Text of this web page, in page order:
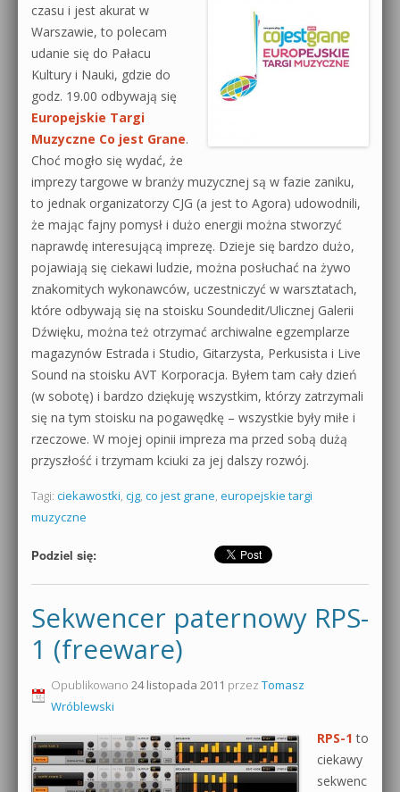
czasu i jest akurat w
Warszawie, to polecam
udanie się do Pałacu
Kultury i Nauki, gdzie do
godz. 19.00 odbywają się
Europejskie Targi
Muzyczne Co jest Grane.
Choć mogło się wydać, że
imprezy targowe w branży muzycznej są w fazie zaniku,
to jednak organizatorzy CJG (a jest to Agora) udowodnili,
że mając fajny pomysł i dużo energii można stworzyć
naprawdę interesującą imprezę. Dzieje się bardzo dużo,
pojawiają się ciekawi ludzie, można posłuchać na żywo
znakomitych wykonawców, uczestniczyć w warsztatach,
które odbywają się na stoisku Soundedit/Ulicznej Galerii
Dźwięku, można też otrzymać archiwalne egzemplarze
magazynów Estrada i Studio, Gitarzysta, Perkusista i Live
Sound na stoisku AVT Korporacja. Byłem tam cały dzień
(w sobotę) i bardzo dziękuję wszystkim, którzy zatrzymali
się na tym stoisku na pogawędkę – wszystkie były miłe i
rzeczowe. W mojej opinii impreza ma przed sobą dużą
przyszłość i trzymam kciuki za jej dalszy rozwój.
Tagi: ciekawostki, cjg, co jest grane, europejskie targi
muzyczne
Podziel się:
Sekwencer paternowy RPS-
1 (freeware)
Opublikowano 24 listopada 2011 przez Tomasz
Wróblewski
RPS-1 to
ciekawy
sekwenc